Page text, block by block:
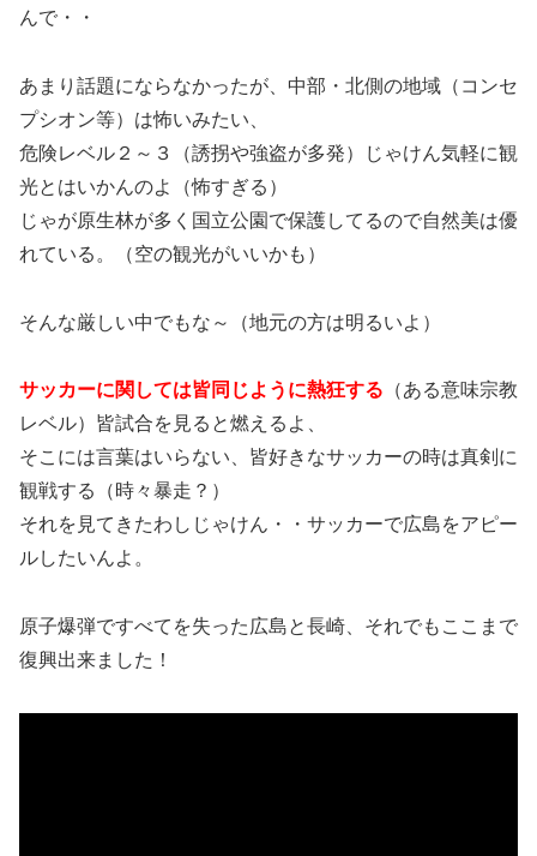
んで・・
あまり話題にならなかったが、中部・北側の地域（コンセ
プシオン等）は怖いみたい、
危険レベル２～３（誘拐や強盗が多発）じゃけん気軽に観
光とはいかんのよ（怖すぎる）
じゃが原生林が多く国立公園で保護してるので自然美は優
れている。（空の観光がいいかも）
そんな厳しい中でもな～（地元の方は明るいよ）
サッカーに関しては皆同じように熱狂する （ある意味宗教
レベル）皆試合を見ると燃えるよ、
そこには言葉はいらない、皆好きなサッカーの時は真剣に
観戦する（時々暴走？）
それを見てきたわしじゃけん・・サッカーで広島をアピー
ルしたいんよ。
原子爆弾ですべてを失った広島と長崎、それでもここまで
復興出来ました！